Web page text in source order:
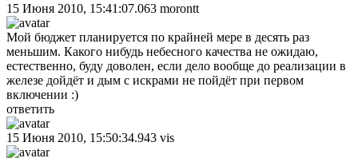
15 Июня 2010, 15:41:07.063 morontt
Мой бюджет планируется по крайней мере в десять раз
меньшим. Какого нибудь небесного качества не ожидаю,
естественно, буду доволен, если дело вообще до реализации в
железе дойдёт и дым с искрами не пойдёт при первом
включении :)
ответить
15 Июня 2010, 15:50:34.943 vis